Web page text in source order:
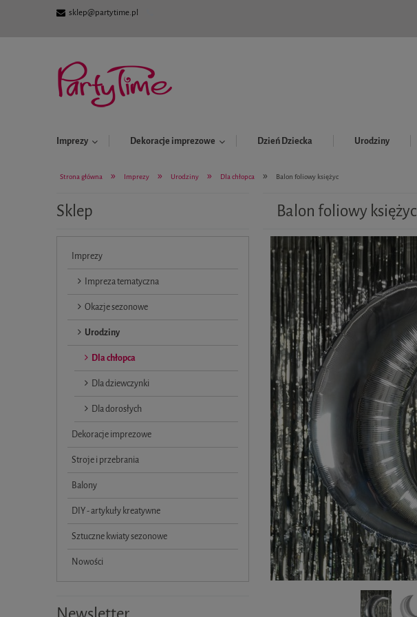
sklep@partytime.pl
Imprezy Dekoracje imprezowe Dzień Dziecka Urodziny
Strona główna » Imprezy » Urodziny » Dla chłopca » Balon foliowy księżyc
Sklep
Imprezy
Impreza tematyczna
Okazje sezonowe
Urodziny
Dla chłopca
Dla dziewczynki
Dla dorosłych
Dekoracje imprezowe
Stroje i przebrania
Balony
DIY - artykuły kreatywne
Sztuczne kwiaty sezonowe
Nowości
Balon foliowy księżyc